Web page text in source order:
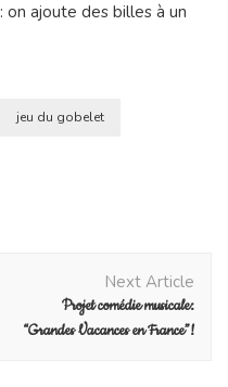
ajoute des billes à un
jeu du gobelet
Next Article
Projet comédie musicale:
“Grandes Vacances en France”!